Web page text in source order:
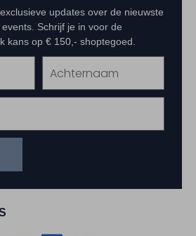
updates over de nieuwste
Schrijf je in voor de
kans op € 150,- shoptegoed.